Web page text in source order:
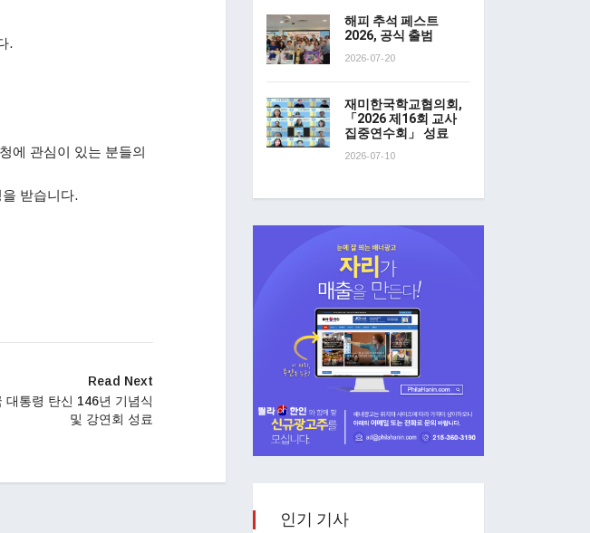
.
에 관심이 있는 분들의
받습니다.
Read Next
대통령 탄신 146년 기념식
및 강연회 성료
해피 추석 페스트
2026, 공식 출범
2026-07-20
재미한국학교협의회,
「2026 제16회 교사
집중연수회」 성료
2026-07-10
인기 기사